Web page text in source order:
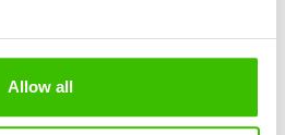
Allow all
matricákkal